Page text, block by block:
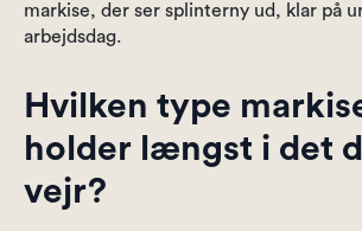
markise, der ser splinterny ud, klar på
arbejdsdag.
Hvilken type
holder længst i det
vejr?